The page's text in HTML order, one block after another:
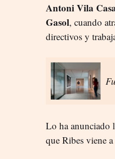
Antoni Vila
Gasol, cuando
directivos y
Lo ha anunciado
que Ribes viene